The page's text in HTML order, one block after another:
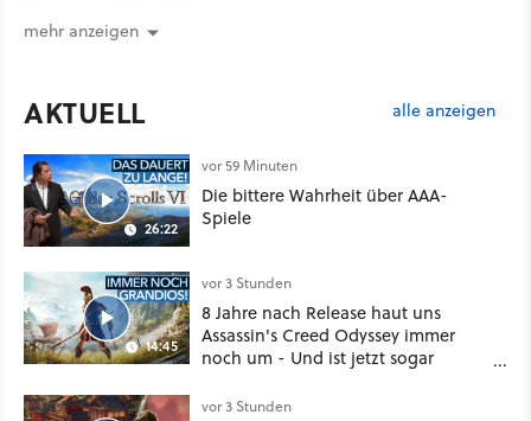
mehr anzeigen
AKTUELL alle anzeigen
26:22
vor 59 Minuten
Die bittere Wahrheit über AAA-
Spiele
14:45
vor 3 Stunden
8 Jahre nach Release haut uns
Assassin's Creed Odyssey immer
noch um - Und ist jetzt sogar
vor 3 Stunden